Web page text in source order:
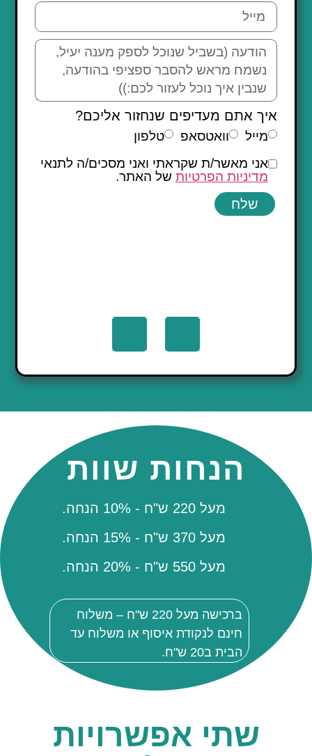
איך אתם מעדיפים שנחזור אליכם?
מייל וואטסאפ
טלפון
אני מאשר/ת שקראתי ואני מסכים/ה לתנאי
מדיניות הפרטיות של האתר.
שלח
הנחות שוות
מעל 220 ש"ח - 10% הנחה.
מעל 370 ש"ח - 15% הנחה.
מעל 550 ש"ח - 20% הנחה.
ברכישה מעל 220 ש"ח – משלוח
חינם לנקודת איסוף או משלוח עד
הבית ב20 ש"ח.
שתי אפשרויות